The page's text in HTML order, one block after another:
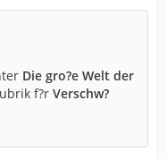
Die gro?e Welt der
f?r Verschw?